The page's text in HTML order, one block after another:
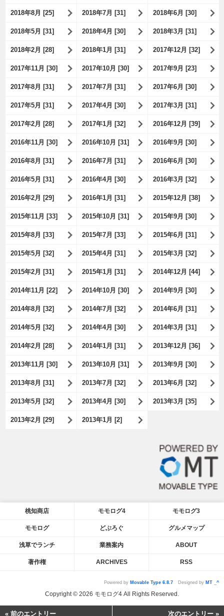
« 前のエントリー 次のエントリー »
2018年8月 [25] 2018年7月 [31] 2018年6月 [30]
2018年5月 [31] 2018年4月 [30] 2018年3月 [31]
2018年2月 [28] 2018年1月 [31] 2017年12月 [32]
2017年11月 [30] 2017年10月 [30] 2017年9月 [23]
2017年8月 [31] 2017年7月 [31] 2017年6月 [30]
2017年5月 [31] 2017年4月 [30] 2017年3月 [31]
2017年2月 [28] 2017年1月 [32] 2016年12月 [39]
2016年11月 [30] 2016年10月 [31] 2016年9月 [30]
2016年8月 [31] 2016年7月 [31] 2016年6月 [30]
2016年5月 [31] 2016年4月 [30] 2016年3月 [32]
2016年2月 [29] 2016年1月 [31] 2015年12月 [38]
2015年11月 [33] 2015年10月 [31] 2015年9月 [30]
2015年8月 [33] 2015年7月 [33] 2015年6月 [31]
2015年5月 [32] 2015年4月 [31] 2015年3月 [32]
2015年2月 [31] 2015年1月 [31] 2014年12月 [44]
2014年11月 [22] 2014年10月 [30] 2014年9月 [30]
2014年8月 [32] 2014年7月 [32] 2014年6月 [31]
2014年5月 [32] 2014年4月 [30] 2014年3月 [31]
2014年2月 [28] 2014年1月 [31] 2013年12月 [36]
2013年11月 [30] 2013年10月 [31] 2013年9月 [30]
2013年8月 [31] 2013年7月 [32] 2013年6月 [32]
2013年5月 [32] 2013年4月 [30] 2013年3月 [35]
2013年2月 [29] 2013年1月 [2]
桃知商店 モモログ4 モモログ3
モモログ どぶろぐ グルメマップ
浅草でランチ 業務案内 ABOUT
著作権 ARCHIVES RSS
Powered by Movable Type 6.8.7 Designed by MT _^
Copyright © 2026 モモログ4 All Rights Reserved.